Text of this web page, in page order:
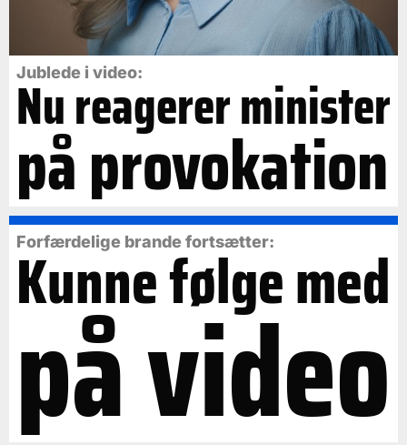
Jublede i video:
Nu reagerer minister
på provokation
Forfærdelige brande fortsætter:
Kunne følge med
på video